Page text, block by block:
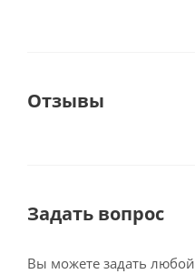
Отзывы
Задать вопрос
Вы можете задать любой